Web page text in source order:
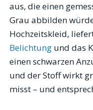
aus, die einen
Grau abbilden
Hochzeitskleid,
Belichtung und das
einen schwarzen
und der Stoff wirkt
misst – und